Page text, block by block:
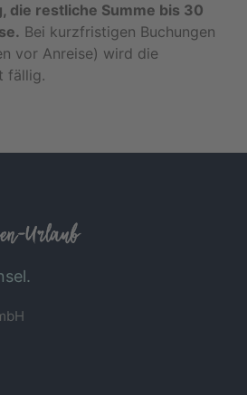
die restliche Summe bis 30
Bei kurzfristigen Buchungen
vor Anreise) wird die
fällig.